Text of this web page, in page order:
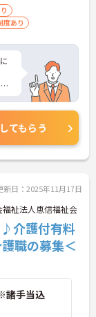
度あり
てもらう
新日：2025年11月17日
福祉法人恵信福祉会
♪介護付有料
職の募集＜
諸手当込